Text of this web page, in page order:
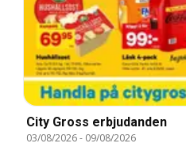
City Gross erbjudanden
03/08/2026- 09/08/2026